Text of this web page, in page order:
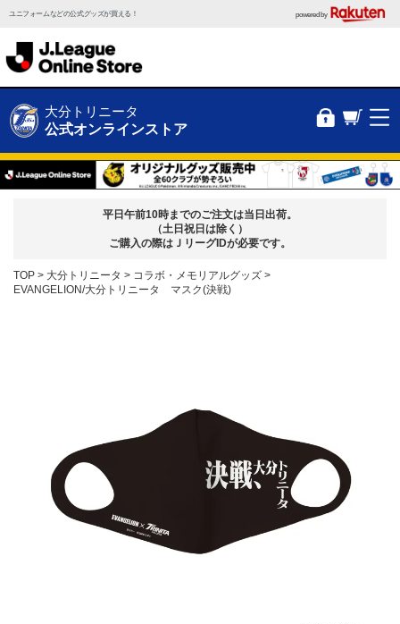
ユニフォームなどの公式グッズが買える！ powered by
大分トリニータ
公式オンラインストア
平日午前10時までのご注文は当日出荷。
（土日祝日は除く）
ご購入の際はＪリーグIDが必要です。
TOP 大分トリニータ
コラボ・メモリアルグッズ
EVANGELION/大分トリニータ マスク(決戦)